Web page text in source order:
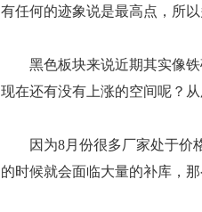
有任何的迹象说是最高点，所以
黑色板块来说近期其实像铁
现在还有没有上涨的空间呢？
因为8月份很多厂家处于价格
的时候就会面临大量的补库，